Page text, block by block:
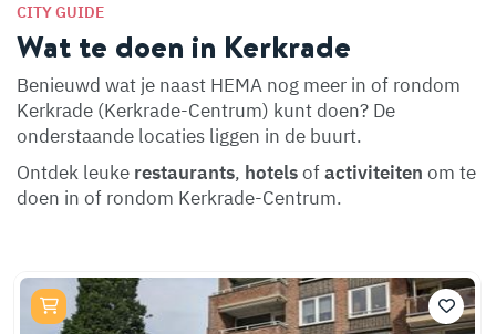
CITY GUIDE
Wat te doen in Kerkrade
Benieuwd wat je naast HEMA nog meer in of rondom
Kerkrade (Kerkrade-Centrum) kunt doen? De
onderstaande locaties liggen in de buurt.
Ontdek leuke restaurants, hotelsofactiviteiten om te
doen in of rondom Kerkrade-Centrum.